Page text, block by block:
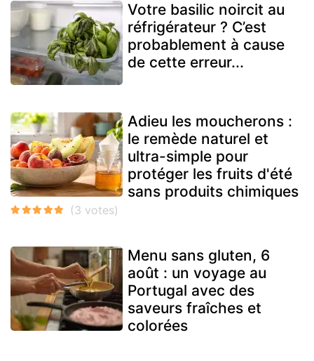
Votre basilic noircit au
réfrigérateur ? C’est
probablement à cause
de cette erreur...
Adieu les moucherons :
le remède naturel et
ultra-simple pour
protéger les fruits d'été
sans produits chimiques
Menu sans gluten, 6
août : un voyage au
Portugal avec des
saveurs fraîches et
colorées